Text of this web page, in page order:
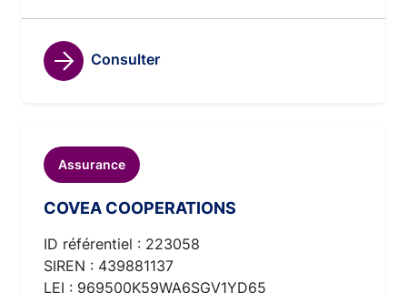
Consulter
Assurance
COVEA COOPERATIONS
ID référentiel : 223058
SIREN : 439881137
LEI : 969500K59WA6SGV1YD65